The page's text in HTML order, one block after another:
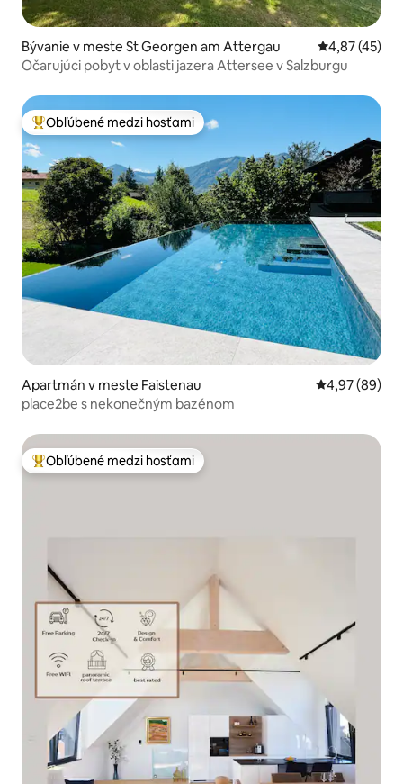
Bývanie v meste St Georgen am Attergau Priemerné
4,87 (45)
Očarujúci pobyt v oblasti jazera Attersee v Salzburgu
Najobľúbenejšie medzi hosťami
Obľúbené medzi hosťami
Apartmán v meste Faistenau Priemerné
4,97 (89)
place2be s nekonečným bazénom
Najobľúbenejšie medzi hosťami
Obľúbené medzi hosťami